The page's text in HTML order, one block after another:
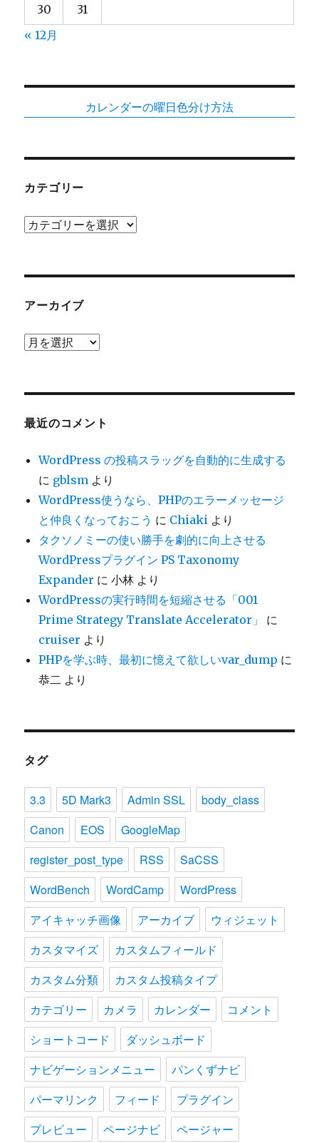
30
31
« 12月
カレンダーの曜日色分け方法
カテゴリー
カ
ー
アーカイブ
ア
ブ
最近のコメント
WordPress の投稿スラッグを自動的に生成する
に gblsm より
WordPress使うなら、PHPのエラーメッセージ
と仲良くなっておこう に Chiaki より
タクソノミーの使い勝手を劇的に向上させる
WordPressプラグイン PS Taxonomy
Expander に小林 より
WordPressの実行時間を短縮させる「001
Prime Strategy Translate Accelerator」
に
cruiser より
PHPを学ぶ時、最初に憶えて欲しいvar_dump に
恭二 より
タグ
3.3 5D Mark3 Admin SSL
body_class
Canon
EOS
GoogleMap
register_post_type
RSS
SaCSS
WordBench
WordCamp
WordPress
アイキャッチ画像
アーカイブ
ウィジェット
カスタマイズ
カスタムフィールド
カスタム分類
カスタム投稿タイプ
カテゴリー
カメラ カレンダー
コメント
ショートコード
ダッシュボード
ナビゲーションメニュー
パンくずナビ
パーマリンク
フィード
プラグイン
プレビュー
ページナビ ページャー